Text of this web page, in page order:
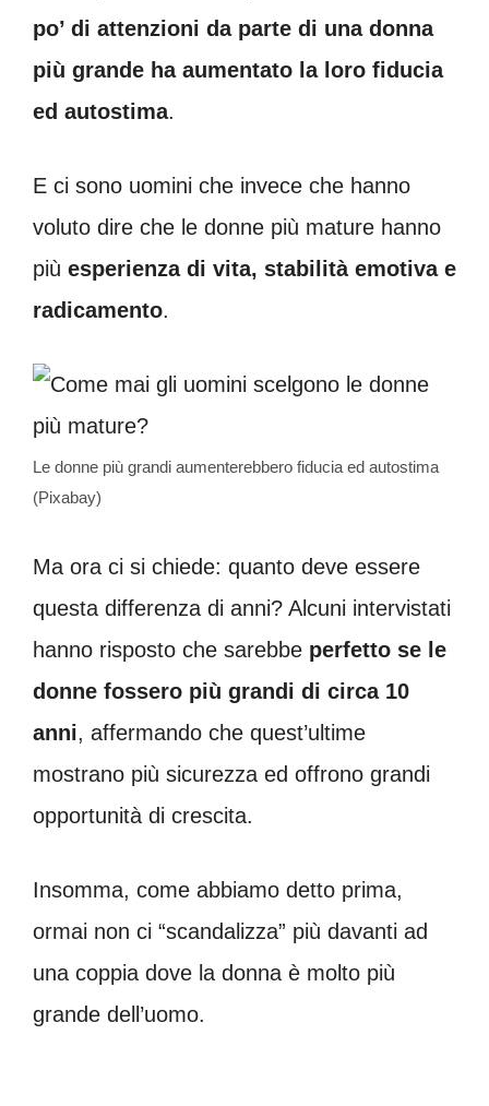
po’ di attenzioni da parte di una donna
più grande ha aumentato la loro fiducia
ed autostima.
E ci sono uomini che invece che hanno
voluto dire che le donne più mature hanno
più esperienza di vita, stabilità emotiva e
radicamento.
Le donne più grandi aumenterebbero fiducia ed autostima
(Pixabay)
Ma ora ci si chiede: quanto deve essere
questa differenza di anni? Alcuni intervistati
hanno risposto che sarebbe perfetto se le
donne fossero più grandi di circa 10
anni, affermando che quest’ultime
mostrano più sicurezza ed offrono grandi
opportunità di crescita.
Insomma, come abbiamo detto prima,
ormai non ci “scandalizza” più davanti ad
una coppia dove la donna è molto più
grande dell’uomo.